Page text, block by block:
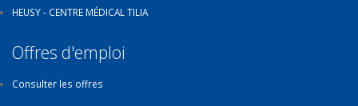
HEUSY - CENTRE MÉDICAL TILIA
Offres d'emploi
Consulter les offres